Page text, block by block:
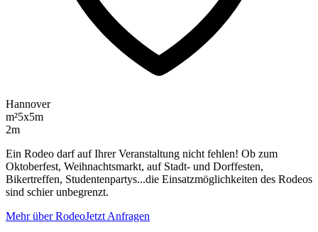
Hannover
m²5x5m
2m
Ein Rodeo darf auf Ihrer Veranstaltung nicht fehlen! Ob zum
Oktoberfest, Weihnachtsmarkt, auf Stadt- und Dorffesten,
Bikertreffen, Studentenpartys...die Einsatzmöglichkeiten des Rodeos
sind schier unbegrenzt.
Mehr über RodeoJetzt Anfragen